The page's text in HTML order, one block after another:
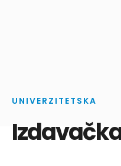
UNIVERZITETSKA